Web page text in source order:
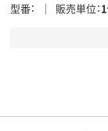
型番 販売単位